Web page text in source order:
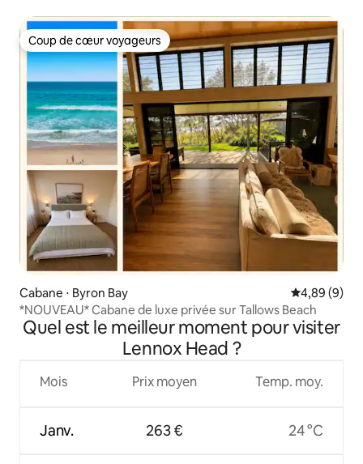
Coup de cœur voyageurs
Coup de cœur voyageurs
Cabane ⋅ Byron Bay Évaluation
4,89 (9)
*NOUVEAU* Cabane de luxe privée sur Tallows Beach
Quel est le meilleur moment pour visiter
Lennox Head ?
Mois
Janv.
Prix moyen
263 €
Temp. moy.
24 °C